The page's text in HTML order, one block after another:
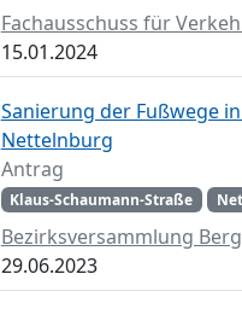
Fachausschuss für
15.01.2024
Sanierung der Fußwege
Nettelnburg
Antrag
Klaus-Schaumann-Straße
Bezirksversammlung
29.06.2023